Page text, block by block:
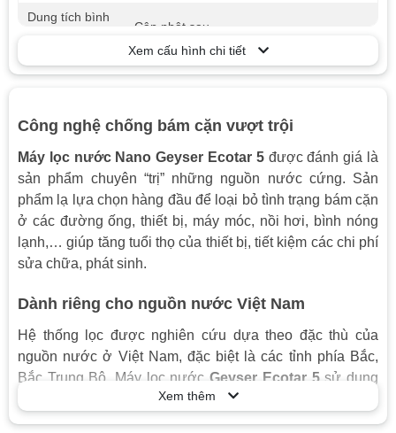
Dung tích bình
Cập nhật sau
Công suất lọc
(Tối đa) 90l/ giờ
Công suất điện
Cập nhật sau
Áp lực nước
Tùy nước cấp
Chất liệu
Nhựa
Nước thải
Không
Dùng điện
Không
Vị trí lắp
Lắp đặt trên bàn hoặc dưới chậu rửa
lõi
Lõi 3: 9 tháng
Xem cấu hình chi tiết
Công nghệ chống bám cặn vượt trội
Máy lọc nước Nano Geyser Ecotar 5được đánh giá là
sản phẩm chuyên “trị” những nguồn nước cứng. Sản
phẩm lạ lựa chọn hàng đầu để loại bỏ tình trạng bám cặn
ở các đường ống, thiết bị, máy móc, nồi hơi, bình nóng
lạnh,… giúp tăng tuổi thọ của thiết bị, tiết kiệm các chi phí
sửa chữa, phát sinh.
Dành riêng cho nguồn nước Việt Nam
Hệ thống lọc được nghiên cứu dựa theo đặc thù của
nguồn nước ở Việt Nam, đặc biệt là các tỉnh phía Bắc,
Bắc Trung Bộ. Máy lọc nướcGeyser Ecotar 5sử dụng
công nghệ tiên tiến, giải quyết vấn đề nước cứng, kém
Xem thêm